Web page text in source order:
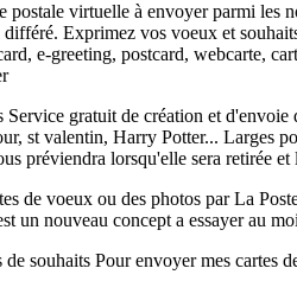
postale virtuelle à envoyer parmi les
Exprimez vos voeux et
e-greeting, postcard, webcarte,
gratuit de création et
st valentin, Harry Potter... Larges
préviendra lorsqu'elle sera retirée et
de voeux ou des photos par La
un nouveau concept a essayer au
de souhaits Pour envoyer mes cartes